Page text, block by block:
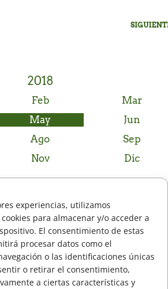
experiencias, utilizamos
para almacenar y/o acceder a
El consentimiento de estas
procesar datos como el
o las identificaciones únicas
o retirar el consentimiento,
a ciertas características y
2018
Feb
Mar
May
Jun
Ago
Sep
Nov Dic
anteriores
una nueva edición del Challenge de España
y O. Etxezarreta, los mejores en el arranque del
de España Sub-16
nacional con Jon Lopez-Lanchares entre sus